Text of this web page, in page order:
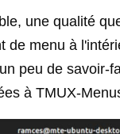
une qualité
de menu à
peu de savoir-
à TMUX-